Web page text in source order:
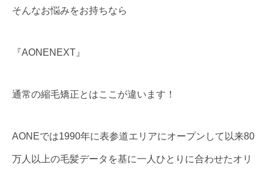
そんなお悩みをお持ちなら
『AONENEXT』
通常の縮毛矯正とはここが違います！
AONEでは1990年に表参道エリアにオープンして以来80
万人以上の毛髪データを基に一人ひとりに合わせたオリ